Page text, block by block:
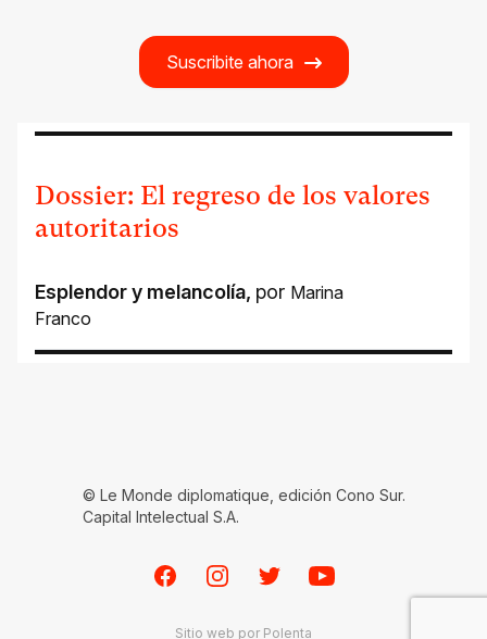
Suscribite ahora
Dossier: El regreso de los valores
autoritarios
Esplendor y melancolía, por Marina
Franco
© Le Monde diplomatique, edición Cono Sur.
Capital Intelectual S.A.
FacebookInstagramTwitterYoutube
Sitio web por Polenta